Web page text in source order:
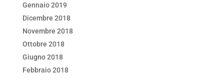
Gennaio 2019
Dicembre 2018
Novembre 2018
Ottobre 2018
Giugno 2018
Febbraio 2018